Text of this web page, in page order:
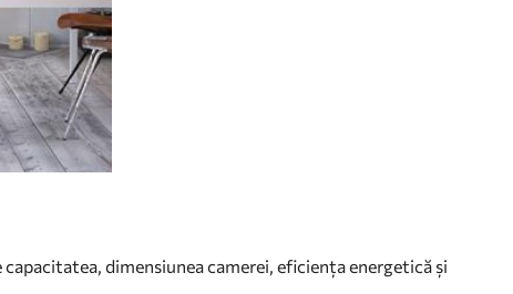
dimensiunea camerei, eficiența energetică și